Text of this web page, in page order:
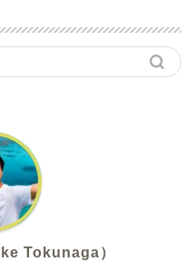
Tokunaga）